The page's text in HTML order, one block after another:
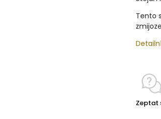
Tento
Zeptat